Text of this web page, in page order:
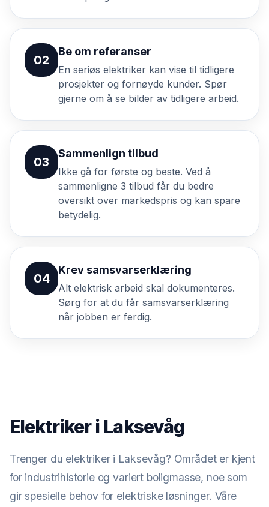
02
Be om referanser
En seriøs elektriker kan vise til tidligere
prosjekter og fornøyde kunder. Spør
gjerne om å se bilder av tidligere arbeid.
03
Sammenlign tilbud
Ikke gå for første og beste. Ved å
sammenligne 3 tilbud får du bedre
oversikt over markedspris og kan spare
betydelig.
04
Krev samsvarserklæring
Alt elektrisk arbeid skal dokumenteres.
Sørg for at du får samsvarserklæring
når jobben er ferdig.
Elektriker i Laksevåg
Trenger du elektriker i Laksevåg? Området er kjent
for industrihistorie og variert boligmasse, noe som
gir spesielle behov for elektriske løsninger. Våre